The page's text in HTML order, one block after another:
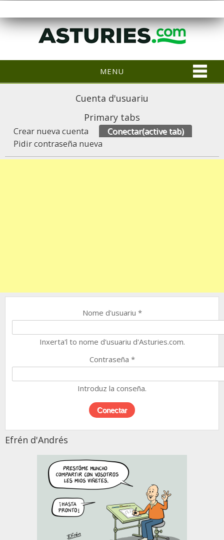
MENU
Cuenta d'usuariu
Primary tabs
Crear nueva cuenta Conectar(active tab)
Pidir contraseña nueva
Nome d'usuariu *
Inxerta'l to nome d'usuariu d'Asturies.com.
Contraseña *
Introduz la conseña.
Efrén d'Andrés